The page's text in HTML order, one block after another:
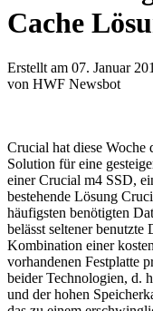
Cache
Erstellt am 07. Januar
von HWF Newsbot
Crucial hat diese Woche
Solution für eine
einer Crucial m4 SSD,
bestehende Lösung
häufigsten benötigten
belässt seltener
Kombination einer
vorhandenen Festplatte
beider Technologien, d.
und der hohen